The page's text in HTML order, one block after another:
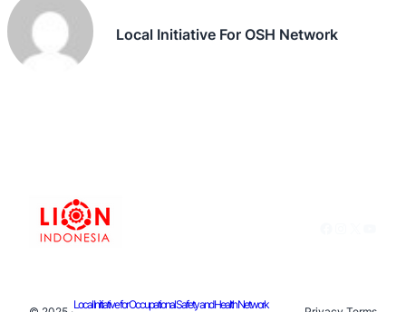
Local Initiative For OSH Network
Local Initiative for Occupational Safety and Health Network